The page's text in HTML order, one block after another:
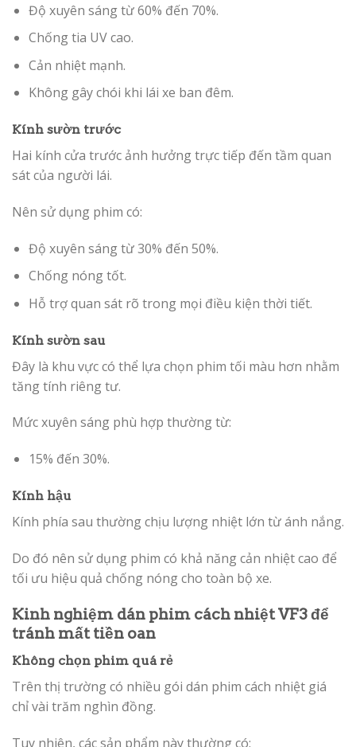
Độ xuyên sáng từ 60% đến 70%.
Chống tia UV cao.
Cản nhiệt mạnh.
Không gây chói khi lái xe ban đêm.
Kính sườn trước
Hai kính cửa trước ảnh hưởng trực tiếp đến tầm quan
sát của người lái.
Nên sử dụng phim có:
Độ xuyên sáng từ 30% đến 50%.
Chống nóng tốt.
Hỗ trợ quan sát rõ trong mọi điều kiện thời tiết.
Kính sườn sau
Đây là khu vực có thể lựa chọn phim tối màu hơn nhằm
tăng tính riêng tư.
Mức xuyên sáng phù hợp thường từ:
15% đến 30%.
Kính hậu
Kính phía sau thường chịu lượng nhiệt lớn từ ánh nắng.
Do đó nên sử dụng phim có khả năng cản nhiệt cao để
tối ưu hiệu quả chống nóng cho toàn bộ xe.
Kinh nghiệm dán phim cách nhiệt VF3 để
tránh mất tiền oan
Không chọn phim quá rẻ
Trên thị trường có nhiều gói dán phim cách nhiệt giá
chỉ vài trăm nghìn đồng.
Tuy nhiên, các sản phẩm này thường có: